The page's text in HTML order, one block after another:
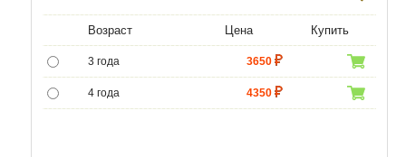
Возраст Цена Купить
3 года 3650
4 года 4350